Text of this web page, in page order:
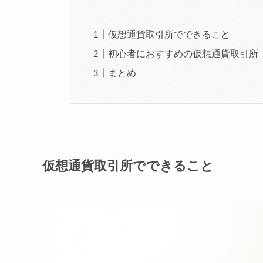
仮想通貨取引所でできること
初心者におすすめの仮想通貨取引所
まとめ
仮想通貨取引所でできること